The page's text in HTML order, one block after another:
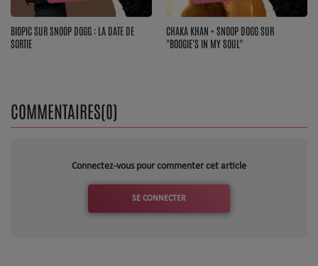
BIOPIC SUR SNOOP DOGG : LA DATE DE
SORTIE
CHAKA KHAN + SNOOP DOGG SUR
"BOOGIE'S IN MY SOUL"
COMMENTAIRES(0)
Connectez-vous pour commenter cet article
SE CONNECTER